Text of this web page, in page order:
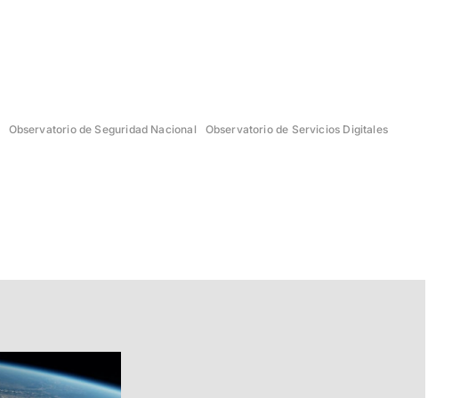
Observatorio de Seguridad Nacional Observatorio de Servicios Digitales